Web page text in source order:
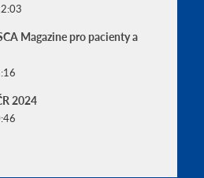
Magazine pro pacienty a
2024